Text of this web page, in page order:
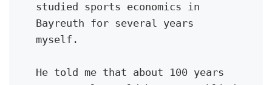
studied sports economics in
Bayreuth for several years
myself.
He told me that about 100 years